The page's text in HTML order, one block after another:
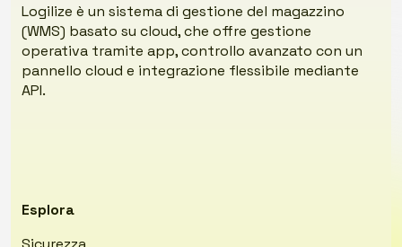
Logilize è un sistema di gestione del magazzino
(WMS) basato su cloud, che offre gestione
operativa tramite app, controllo avanzato con un
pannello cloud e integrazione flessibile mediante
API.
Esplora